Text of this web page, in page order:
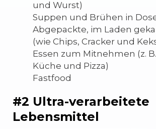
und Wurst)
Suppen und Brühen in
Abgepackte, im Laden
(wie Chips, Cracker und
Essen zum Mitnehmen (z.
Küche und Pizza)
Fastfood
#2 Ultra-verarbeitete
Lebensmittel